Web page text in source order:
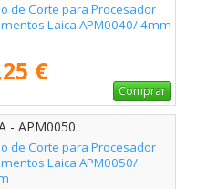
de Corte para Procesador
Laica APM0040/ 4mm
€
Comprar
- APM0050
de Corte para Procesador
Laica APM0050/